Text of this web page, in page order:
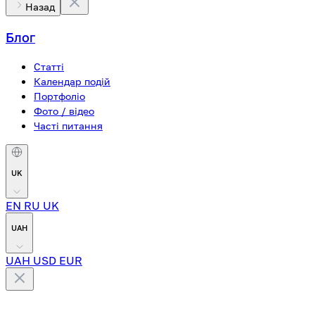
Назад
Блог
Статті
Календар подій
Портфоліо
Фото / відео
Часті питання
UK
EN RU UK
UAH
UAH USD EUR